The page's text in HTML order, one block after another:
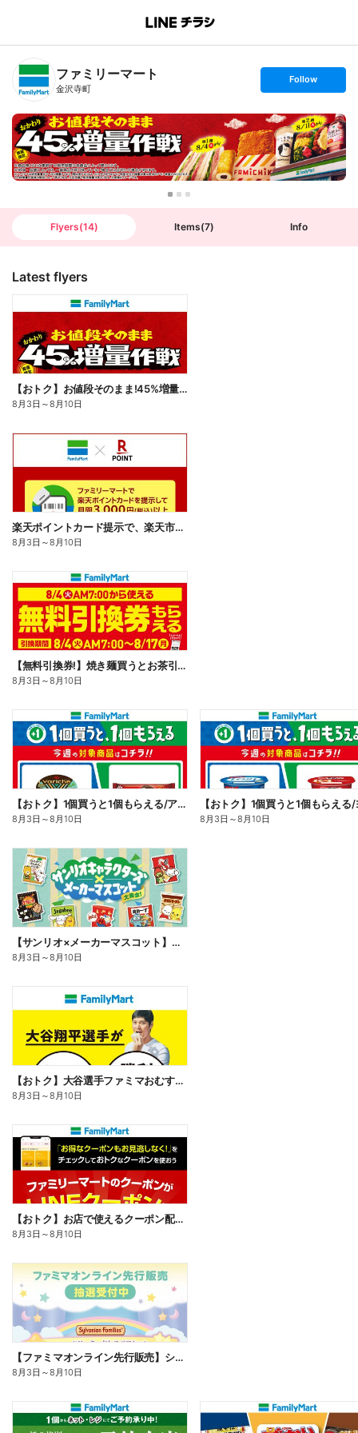
B
n
T
ファミリーマート
金沢寺町
s
t
o
l
l
o
w
Follow
Flyers(14) Items(7) Info
Latest flyers
【おトク】お値段そのまま!45%増量作戦!
8月3日 ～8月10日
楽天ポイントカード提示で、楽天市場でのお買い物がおトクに!
8月3日 ～8月10日
【無料引換券!】焼き麺買うとお茶引換券貰える!
8月3日 ～8月10日
【おトク】1個買うと1個もらえる/アイス
8月3日 ～8月10日 8月3日 ～8月10日
【サンリオ×メーカーマスコット】オリジナルグッズ貰える!
8月3日 ～8月10日
【おトク】大谷選手ファミマおむすび割
8月3日 ～8月10日
【おトク】お店で使えるクーポン配信中
8月3日 ～8月10日
【ファミマオンライン先行販売】シルバニアファミリー
8月3日 ～8月10日